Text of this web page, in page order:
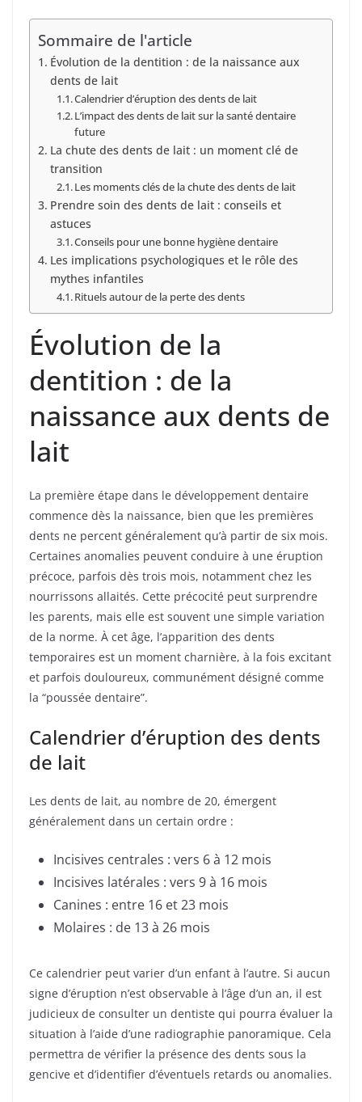
Sommaire de l'article
Évolution de la dentition : de la naissance aux
dents de lait
Calendrier d’éruption des dents de lait
L’impact des dents de lait sur la santé dentaire
future
La chute des dents de lait : un moment clé de
transition
Les moments clés de la chute des dents de lait
Prendre soin des dents de lait : conseils et
astuces
Conseils pour une bonne hygiène dentaire
Les implications psychologiques et le rôle des
mythes infantiles
Rituels autour de la perte des dents
Évolution de la
dentition : de la
naissance aux dents de
lait
La première étape dans le développement dentaire
commence dès la naissance, bien que les premières
dents ne percent généralement qu’à partir de six mois.
Certaines anomalies peuvent conduire à une éruption
précoce, parfois dès trois mois, notamment chez les
nourrissons allaités. Cette précocité peut surprendre
les parents, mais elle est souvent une simple variation
de la norme. À cet âge, l’apparition des dents
temporaires est un moment charnière, à la fois excitant
et parfois douloureux, communément désigné comme
la “poussée dentaire”.
Calendrier d’éruption des dents
de lait
Les dents de lait, au nombre de 20, émergent
généralement dans un certain ordre :
Incisives centrales : vers 6 à 12 mois
Incisives latérales : vers 9 à 16 mois
Canines : entre 16 et 23 mois
Molaires : de 13 à 26 mois
Ce calendrier peut varier d’un enfant à l’autre. Si aucun
signe d’éruption n’est observable à l’âge d’un an, il est
judicieux de consulter un dentiste qui pourra évaluer la
situation à l’aide d’une radiographie panoramique. Cela
permettra de vérifier la présence des dents sous la
gencive et d’identifier d’éventuels retards ou anomalies.